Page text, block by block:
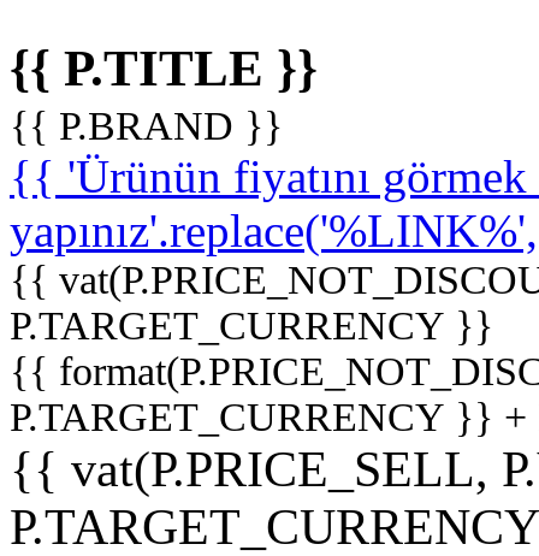
{{ P.TITLE }}
{{ P.BRAND }}
{{ 'Ürünün fiyatını
{{
P.TARGET_CURRENCY }}
{{
P.TARGET_CURRENCY }}
{{ vat(P.PRICE_SELL,